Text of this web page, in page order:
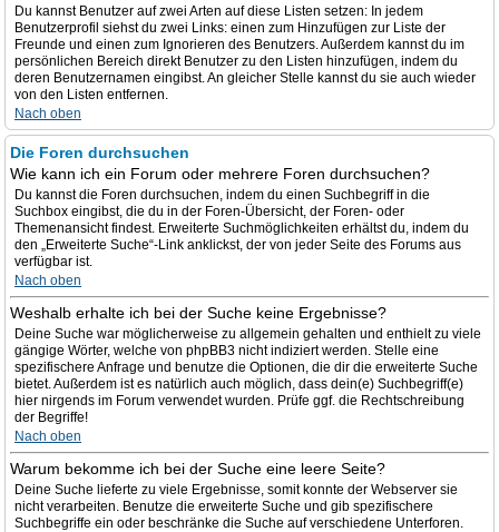
Du kannst Benutzer auf zwei Arten auf diese Listen setzen: In jedem
Benutzerprofil siehst du zwei Links: einen zum Hinzufügen zur Liste der
Freunde und einen zum Ignorieren des Benutzers. Außerdem kannst du im
persönlichen Bereich direkt Benutzer zu den Listen hinzufügen, indem du
deren Benutzernamen eingibst. An gleicher Stelle kannst du sie auch wieder
von den Listen entfernen.
Nach oben
Die Foren durchsuchen
Wie kann ich ein Forum oder mehrere Foren durchsuchen?
Du kannst die Foren durchsuchen, indem du einen Suchbegriff in die
Suchbox eingibst, die du in der Foren-Übersicht, der Foren- oder
Themenansicht findest. Erweiterte Suchmöglichkeiten erhältst du, indem du
den „Erweiterte Suche“-Link anklickst, der von jeder Seite des Forums aus
verfügbar ist.
Nach oben
Weshalb erhalte ich bei der Suche keine Ergebnisse?
Deine Suche war möglicherweise zu allgemein gehalten und enthielt zu viele
gängige Wörter, welche von phpBB3 nicht indiziert werden. Stelle eine
spezifischere Anfrage und benutze die Optionen, die dir die erweiterte Suche
bietet. Außerdem ist es natürlich auch möglich, dass dein(e) Suchbegriff(e)
hier nirgends im Forum verwendet wurden. Prüfe ggf. die Rechtschreibung
der Begriffe!
Nach oben
Warum bekomme ich bei der Suche eine leere Seite?
Deine Suche lieferte zu viele Ergebnisse, somit konnte der Webserver sie
nicht verarbeiten. Benutze die erweiterte Suche und gib spezifischere
Suchbegriffe ein oder beschränke die Suche auf verschiedene Unterforen.